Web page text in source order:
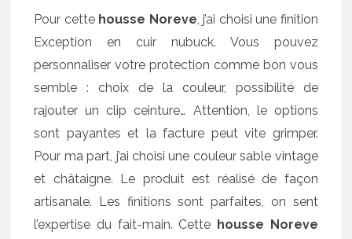
Pour cette housse Noreve, j’ai choisi une finition
Exception en cuir nubuck. Vous pouvez
personnaliser votre protection comme bon vous
semble : choix de la couleur, possibilité de
rajouter un clip ceinture… Attention, le options
sont payantes et la facture peut vite grimper.
Pour ma part, j’ai choisi une couleur sable vintage
et châtaigne. Le produit est réalisé de façon
artisanale. Les finitions sont parfaites, on sent
l’expertise du fait-main. Cette housse Noreve